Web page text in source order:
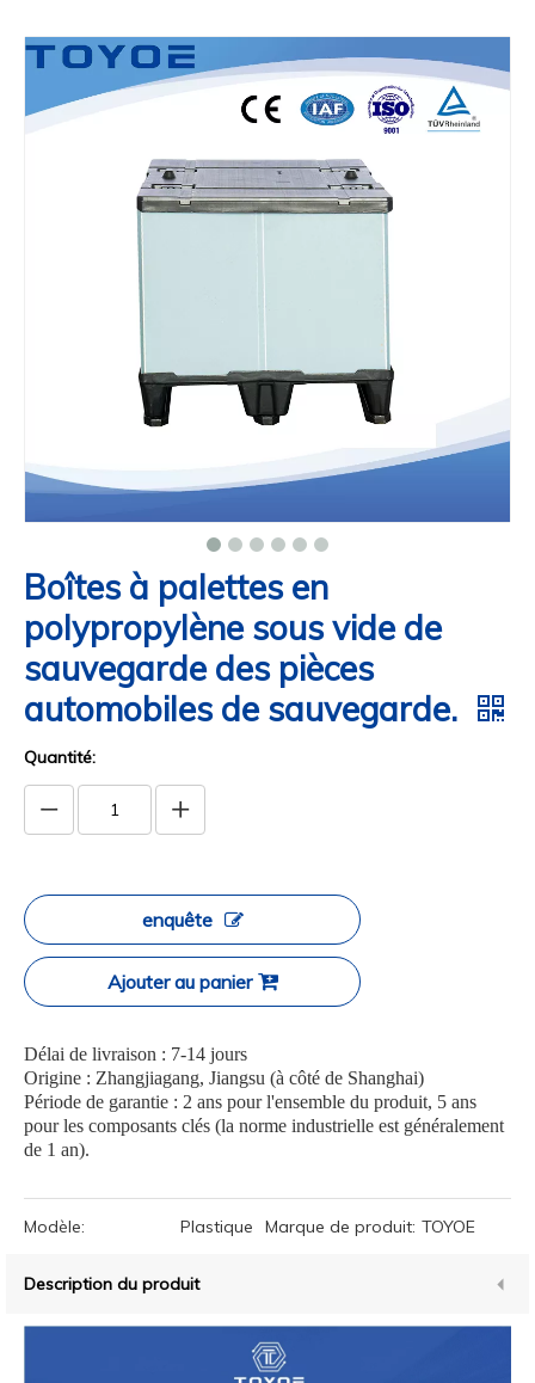
Boîtes à palettes en
polypropylène sous vide de
sauvegarde des pièces
automobiles de sauvegarde.
Quantité:
enquête
Ajouter au panier
Délai de livraison : 7-14 jours
Origine : Zhangjiagang, Jiangsu (à côté de Shanghai)
Période de garantie : 2 ans pour l'ensemble du produit, 5 ans
pour les composants clés (la norme industrielle est généralement
de 1 an).
Modèle: Plastique Marque de produit: TOYOE
Description du produit